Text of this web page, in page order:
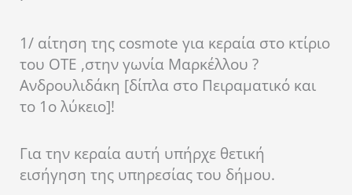
1/ αίτηση της cosmote για κεραία στο κτίριο
του ΟΤΕ ,στην γωνία Μαρκέλλου ?
Ανδρουλιδάκη [δίπλα στο Πειραματικό και
το 1ο λύκειο]!
Για την κεραία αυτή υπήρχε θετική
εισήγηση της υπηρεσίας του δήμου.